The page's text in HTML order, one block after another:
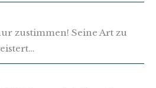
zustimmen! Seine Art zu